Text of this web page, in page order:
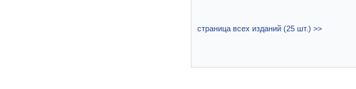
страница всех изданий (25 шт.) >>